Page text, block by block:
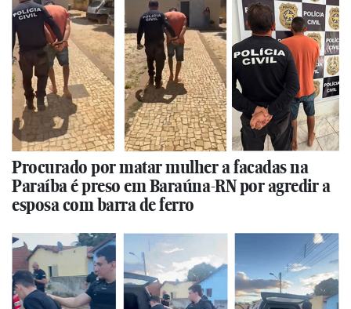
Procurado por matar mulher a facadas na
Paraíba é preso em Baraúna-RN por agredir a
esposa com barra de ferro